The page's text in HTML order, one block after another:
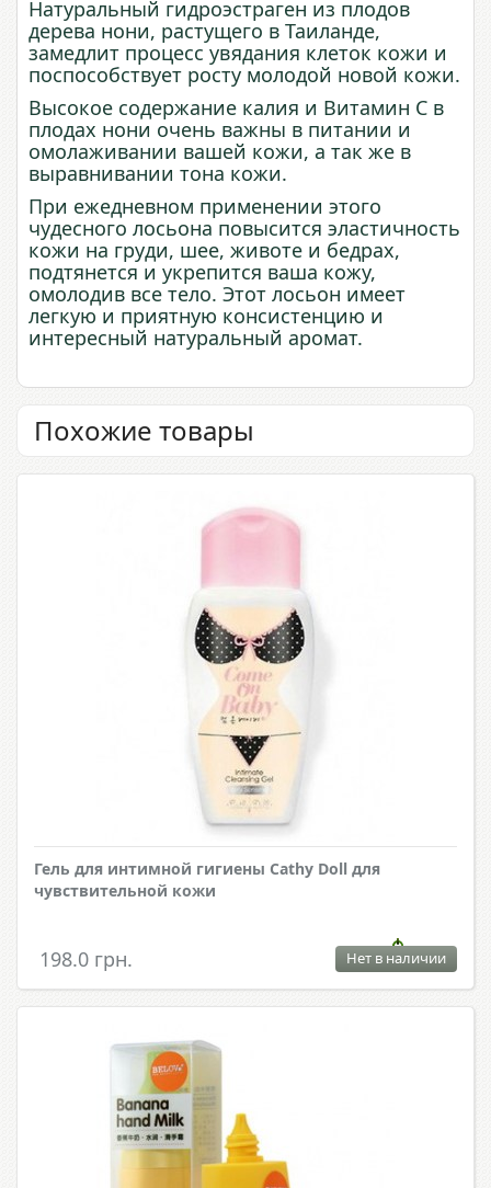
Натуральный гидроэстраген из плодов
дерева нони, растущего в Таиланде,
замедлит процесс увядания клеток кожи и
поспособствует росту молодой новой кожи.
Высокое содержание калия и Витамин С в
плодах нони очень важны в питании и
омолаживании вашей кожи, а так же в
выравнивании тона кожи.
При ежедневном применении этого
чудесного лосьона повысится эластичность
кожи на груди, шее, животе и бедрах,
подтянется и укрепится ваша кожу,
омолодив все тело. Этот лосьон имеет
легкую и приятную консистенцию и
интересный натуральный аромат.
Похожие товары
Гель для интимной гигиены Cathy Doll для
чувствительной кожи
198.0 грн. Нет в наличии